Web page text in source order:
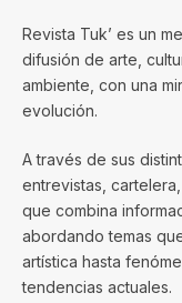
Revista Tuk’ es un
difusión de arte,
ambiente, con una
evolución.
A través de sus
entrevistas,
que combina
abordando temas
artística hasta
tendencias actuales.